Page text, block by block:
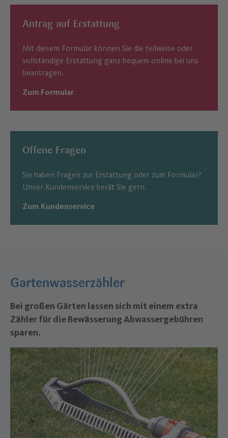
Antrag auf Erstattung
Mit diesem Formular können Sie die teilweise oder
vollständige Erstattung ganz bequem online bei uns
beantragen.
Zum Formular
Offene Fragen
Sie haben Fragen zur Erstattung oder zum Formular?
Unser Kundenservice berät Sie gern.
Zum Kundenservice
Gartenwasserzähler
Bei großen Gärten lassen sich mit einem extra
Zähler für die Bewässerung Abwassergebühren
sparen.